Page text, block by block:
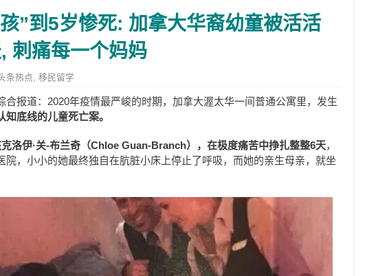
”到5岁惨死: 加拿大华裔幼童被活活
刺痛每一个妈妈
条热点, 移民留学
合报道：2020年疫情最严峻的时期，加拿大渥太华一间普通公寓里，发生
知底线的儿童死亡案。
洛伊·关-布兰奇（Chloe Guan-Branch），在极度痛苦中挣扎整整6天，
院，小小的她最终独自在肮脏小床上停止了呼吸，而她的亲生母亲，就坐